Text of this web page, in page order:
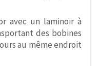
avec un laminoir à
des bobines
au même endroit